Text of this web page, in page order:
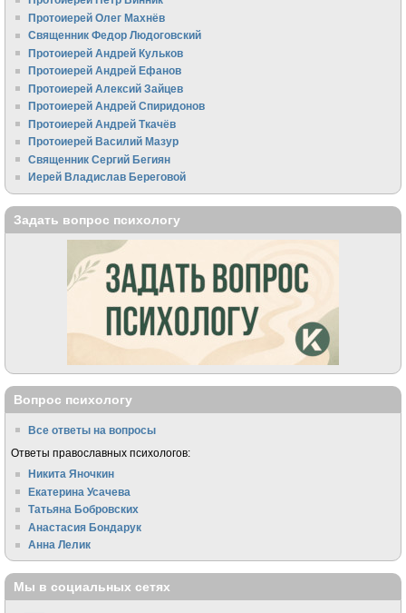
Протоиерей Олег Махнёв
Священник Федор Людоговский
Протоиерей Андрей Кульков
Протоиерей Андрей Ефанов
Протоиерей Алексий Зайцев
Протоиерей Андрей Спиридонов
Протоиерей Андрей Ткачёв
Протоиерей Василий Мазур
Священник Сергий Бегиян
Иерей Владислав Береговой
Задать вопрос психологу
Вопрос психологу
Все ответы на вопросы
Ответы православных психологов:
Никита Яночкин
Екатерина Усачева
Татьяна Бобровских
Анастасия Бондарук
Анна Лелик
Мы в социальных сетях